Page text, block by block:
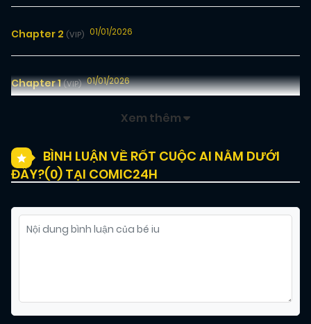
Chapter 2 (VIP) 01/01/2026
Chapter 1(VIP) 01/01/2026
Xem thêm
BÌNH LUẬN VỀ RỐT CUỘC AI NẰM DƯỚI
ĐÂY?(0) TẠI COMIC24H